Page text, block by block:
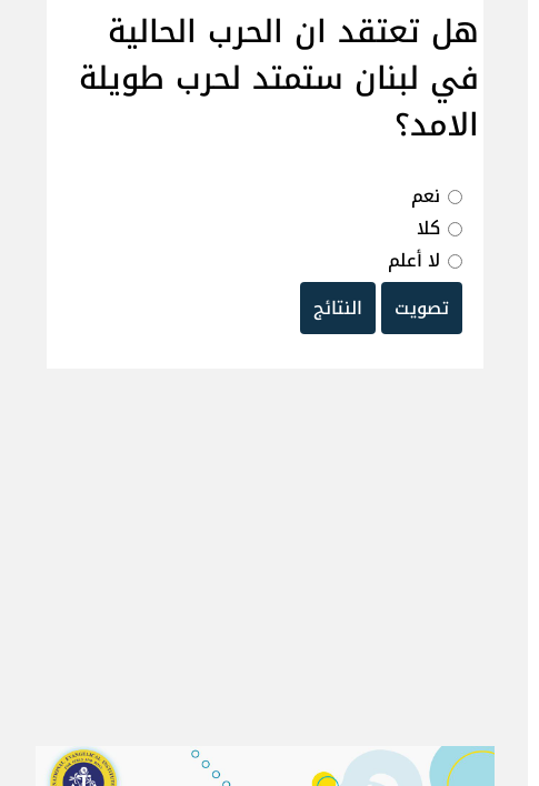
هل تعتقد ان الحرب الحالية
في لبنان ستمتد لحرب طويلة
الامد؟
نعم
كلا
لا أعلم
تصويت
النتائج